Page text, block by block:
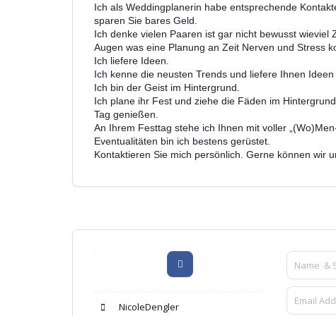
Ich als Weddingplanerin habe entsprechende
sparen Sie bares Geld.
Ich denke vielen Paaren ist gar nicht bewusst
Augen was eine Planung an Zeit Nerven und Stress
Ich liefere Ideen.
Ich kenne die neusten Trends und liefere Ihnen
Ich bin der Geist im Hintergrund.
Ich plane ihr Fest und ziehe die Fäden im
Tag genießen.
An Ihrem Festtag stehe ich Ihnen mit voller
Eventualitäten bin ich bestens gerüstet.
Kontaktieren Sie mich persönlich. Gerne können wir
NicoleDengler